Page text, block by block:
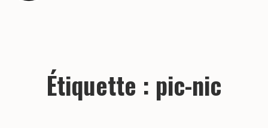
Étiquette : pic-nic